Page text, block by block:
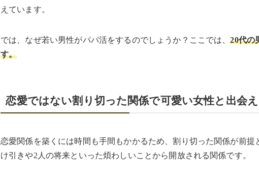
えています。
では、なぜ若い男性がパパ活をするのでしょうか？ここでは、20代の
す。
恋愛ではない割り切った関係で可愛い女性と出会
恋愛関係を築くには時間も手間もかかるため、割り切った関係が前
け引きや2人の将来といった煩わしいことから開放される関係です。